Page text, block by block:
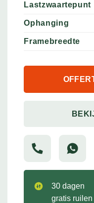
Lastzwaartepunt
Ophanging
Framebreedte
30 dagen
gratis ruilen